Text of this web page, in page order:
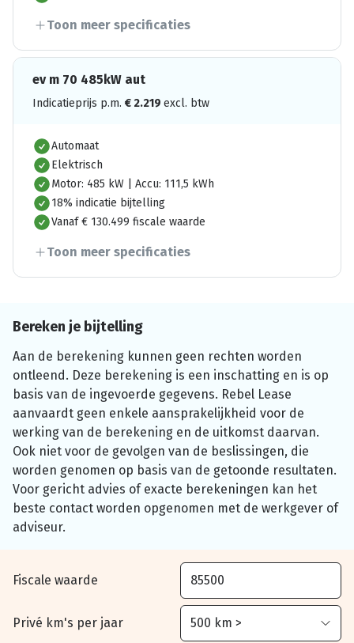
Toon meer specificaties
ev m 70 485kW aut
Indicatieprijs p.m. € 2.219 excl. btw
Automaat
Elektrisch
Motor: 485 kW | Accu: 111,5 kWh
18% indicatie bijtelling
Vanaf € 130.499 fiscale waarde
Toon meer specificaties
Bereken je bijtelling
Aan de berekening kunnen geen rechten worden
ontleend. Deze berekening is een inschatting en is op
basis van de ingevoerde gegevens. Rebel Lease
aanvaardt geen enkele aansprakelijkheid voor de
werking van de berekening en de uitkomst daarvan.
Ook niet voor de gevolgen van de beslissingen, die
worden genomen op basis van de getoonde resultaten.
Voor gericht advies of exacte berekeningen kan het
beste contact worden opgenomen met de werkgever of
adviseur.
Fiscale waarde
Privé km's per jaar